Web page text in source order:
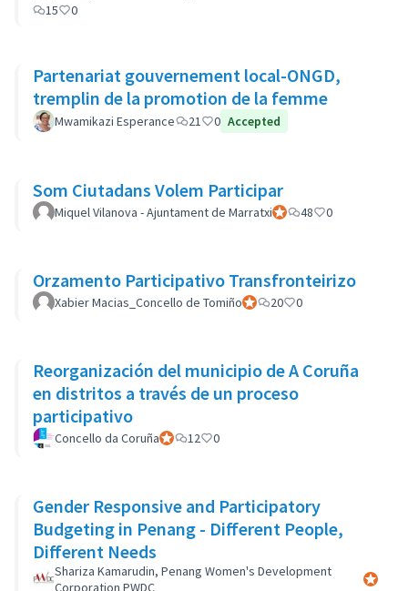
15
0
Partenariat gouvernement local-ONGD,
tremplin de la promotion de la femme
Mwamikazi Esperance 21 0 Accepted
Som Ciutadans Volem Participar
Miquel Vilanova - Ajuntament de MarratxiParticipant officiel
48 0
Orzamento Participativo Transfronteirizo
Xabier Macias_Concello de TomiñoParticipant officiel
20 0
Reorganización del municipio de A Coruña
en distritos a través de un proceso
participativo
Concello da CoruñaParticipant officiel
12 0
Gender Responsive and Participatory
Budgeting in Penang - Different People,
Different Needs
Shariza Kamarudin, Penang Women's Development
Corporation PWDC